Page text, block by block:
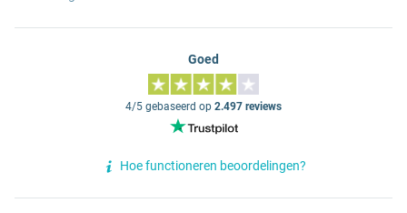
Goed
4/5 gebaseerd op 2.497 reviews
Hoe functioneren beoordelingen?